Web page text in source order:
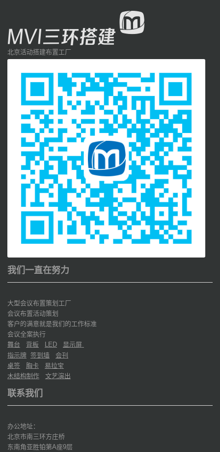
北京活动搭建布置工厂
我们一直在努力
大型会议布置策划工厂
会议布置活动策划
客户的满意就是我们的工作标准
会议全案执行
舞台
背板 LED
显示屏
指示牌 签到墙
会刊
桌签
胸卡
易拉宝
木结构制作
文艺演出
联系我们
办公地址：
北京市南三环方庄桥
东南角亚胜铂第A座9层